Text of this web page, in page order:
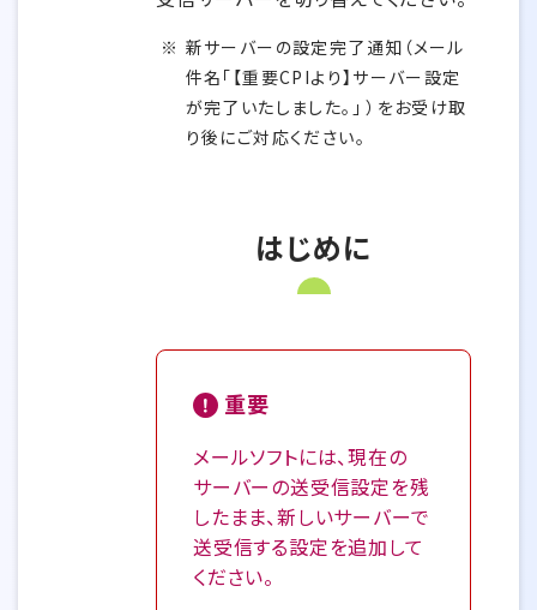
新サーバーの設定完了通知（メール
件名「【重要CPIより】サーバー設定
が完了いたしました。」 ）をお受け取
り後にご対応ください。
はじめに
重要
メールソフトには、現在の
サーバーの送受信設定を残
したまま、新しいサーバーで
送受信する設定を追加して
ください。